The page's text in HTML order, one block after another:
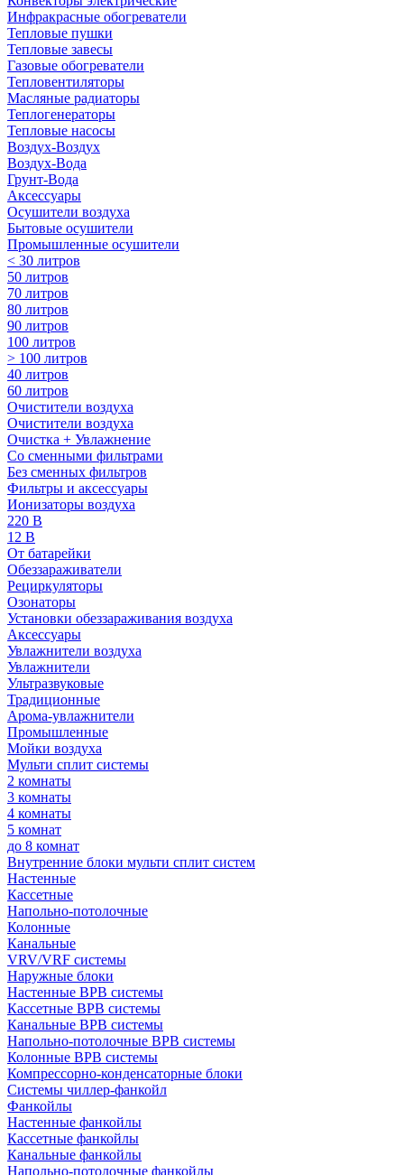
Инфракрасные обогреватели
Тепловые пушки
Тепловые завесы
Газовые обогреватели
Тепловентиляторы
Масляные радиаторы
Теплогенераторы
Тепловые насосы
Воздух-Воздух
Воздух-Вода
Грунт-Вода
Аксессуары
Осушители воздуха
Бытовые осушители
Промышленные осушители
< 30 литров
50 литров
70 литров
80 литров
90 литров
100 литров
> 100 литров
40 литров
60 литров
Очистители воздуха
Очистители воздуха
Очистка + Увлажнение
Cо сменными фильтрами
Без сменных фильтров
Фильтры и аксессуары
Ионизаторы воздуха
220 В
12 В
От батарейки
Обеззараживатели
Рециркуляторы
Озонаторы
Установки обеззараживания воздуха
Аксессуары
Увлажнители воздуха
Увлажнители
Ультразвуковые
Традиционные
Арома-увлажнители
Промышленные
Мойки воздуха
Мульти сплит системы
2 комнаты
3 комнаты
4 комнаты
5 комнат
до 8 комнат
Внутренние блоки мульти сплит систем
Настенные
Кассетные
Напольно-потолочные
Колонные
Канальные
VRV/VRF системы
Наружные блоки
Настенные ВРВ системы
Кассетные ВРВ системы
Канальные ВРВ системы
Напольно-потолочные ВРВ системы
Колонные ВРВ системы
Компрессорно-конденсаторные блоки
Системы чиллер-фанкойл
Фанкойлы
Настенные фанкойлы
Кассетные фанкойлы
Канальные фанкойлы
Напольно-потолочные фанкойлы